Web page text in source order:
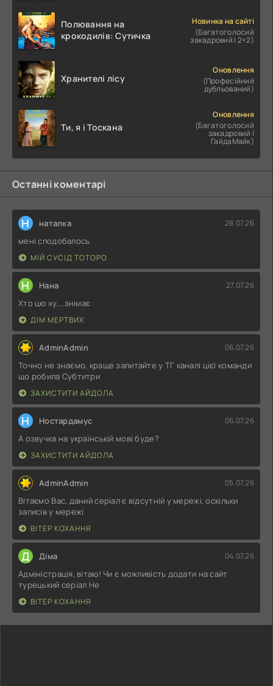
Полювання на
крокодилів: Сутичка
Новинка на сайті
(Багатоголосий
закадровий | 2+2)
Хранителі лісу
Оновлення
(Професійний
дубльований)
Ти, я і Тоскана
Оновлення
(Багатоголосий
закадровий |
ГайдаМайк)
Останні коментарі
Н наталка 28.07.26
мені сподобалось
МІЙ СУСІД ТОТОРО
Н Нана 27.07.26
Хто цю ху....знімає
ДІМ МЕРТВИХ
AdminAdmin 06.07.26
Точно не знаємо, краще запитайте у ТГ каналі цієї команди
що робила Субтитри
ЗАХИСТИТИ АЙДОЛА
Н Ностардамус 06.07.26
А озвучка на українській мові буде?
ЗАХИСТИТИ АЙДОЛА
AdminAdmin 05.07.26
Вітаємо Вас, даний серіал є відсутній у мережі, оскільки
записів у мережі
ВІТЕР КОХАННЯ
Д Діма 04.07.26
Адміністрація, вітаю! Чи є можливість додати на сайт
турецький серіал Не
ВІТЕР КОХАННЯ